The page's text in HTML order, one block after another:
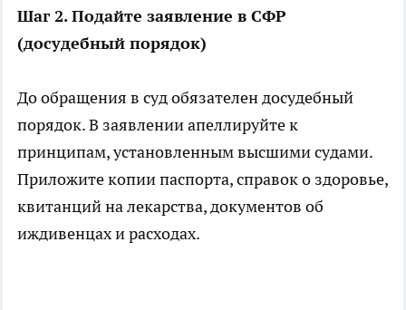
Шаг 2. Подайте заявление в СФР
(досудебный порядок)
До обращения в суд обязателен досудебный
порядок. В заявлении апеллируйте к
принципам, установленным высшими судами.
Приложите копии паспорта, справок о здоровье,
квитанций на лекарства, документов об
иждивенцах и расходах.